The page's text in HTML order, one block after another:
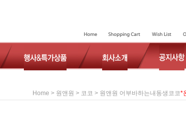
Home > 원앤원 > 코코 > 원앤원 어부바하는내동생코코*